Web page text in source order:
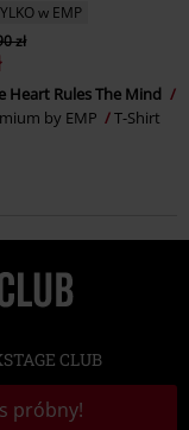
w EMP
zł
Heart Rules The Mind
by EMP
T-Shirt
CLUB
próbny!